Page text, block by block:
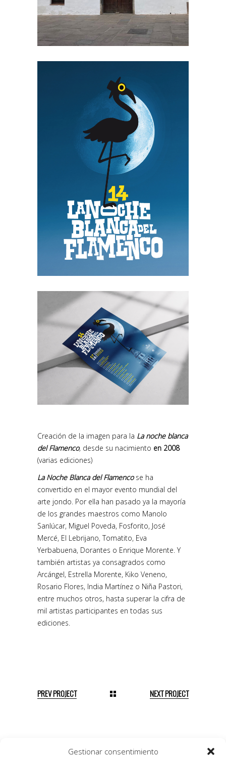
Gestionar consentimiento
Creación de la imagen para la La noche blanca
del Flamenco, desde su nacimiento en 2008
(varias ediciones)
La Noche Blanca del Flamenco se ha
convertido en el mayor evento mundial del
arte jondo. Por ella han pasado ya la mayoría
de los grandes maestros como Manolo
Sanlúcar, Miguel Poveda, Fosforito, José
Mercé, El Lebrijano, Tomatito, Eva
Yerbabuena, Dorantes o Enrique Morente. Y
también artistas ya consagrados como
Arcángel, Estrella Morente, Kiko Veneno,
Rosario Flores, India Martínez o Niña Pastori,
entre muchos otros, hasta superar la cifra de
mil artistas participantes en todas sus
ediciones.
PREV PROJECT NEXT PROJECT